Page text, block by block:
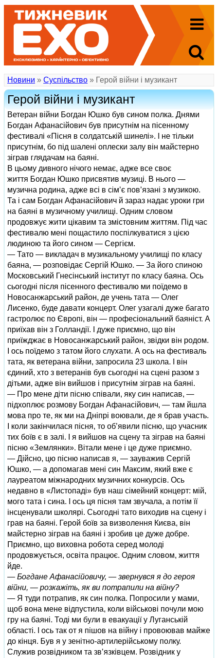
Новини » Суспільство » Герой війни і музикант
Герой війни і музикант
Ветеран війни Богдан Юшко був сином полка. Днями
Богдан Афанасійович був присутнім на пісенному
фестивалі «Пісня в солдатській шинелі». І не тільки
присутнім, бо під шалені оплески залу він майстерно
зіграв глядачам на баяні.
В цьому дивного нічого немає, адже все своє
життя Богдан Юшко присвятив музиці. В нього —
музична родина, адже всі в сім’є пов’язані з музикою.
Та і сам Богдан Афанасійович й зараз надає уроки гри
на баяні в музичному училищі. Одним словом
продовжує жити цікавим та змістовним життям. Під час
фестивалю мені пощастило поспілкуватися з цією
людиною та його сином — Сергієм.
— Тато — викладач в музикальному училищі по класу
баяна, — розповідає Сергій Юшко. — За його спиною
Московський Гнесінський інститут по класу баяна. Ось
сьогодні після пісенного фестивалю ми поїдемо в
Новосанжарський район, де учень тата — Олег
Лисенко, буде давати концерт. Олег узагалі дуже багато
гастролює по Європі, він — професіональний баяніст. А
приїхав він з Голландії. І дуже приємно, що він
приїжджає в Новосанжарський район, звідки він родом.
І ось поїдемо з татом його слухати. А ось на фестиваль
тата, як ветерана війни, запросила 23 школа. І він
єдиний, хто з ветеранів був сьогодні на сцені разом з
дітьми, адже він вийшов і присутнім зіграв на баяні.
— Про мене діти пісню співали, яку син написав, —
підхоплює розмову Богдан Афанасійович, — там йшла
мова про те, як ми на Дніпрі воювали, де я брав участь.
І коли закінчилася пісня, то об’явили пісню, що учасник
тих боїв є в залі. І я вийшов на сцену та зіграв на баяні
пісню «Землянки». Вітали мене і це дуже приємно.
— Дійсно, цю пісню написав я, — зауважив Сергій
Юшко, — а допомагав мені син Максим, який вже є
лауреатом міжнародних музичних конкурсів. Ось
недавно в «Листопаді» був наш сімейний концерт: мій,
мого тата і сина. І ось ця пісня там звучала, а потім її
інсценували школярі. Сьогодні тато виходив на сцену і
грав на баяні. Герой боїв за визволення Києва, він
майстерно зіграв на баяні і зробив це дуже добре.
Приємно, що виховна робота серед молоді
продовжується, освіта працює. Одним словом, життя
йде.
— Богдане Афанасійовичу, — звернувся я до героя
війни, — розкажіть, як ви потрапили на війну?
— Я туди потрапив, як син полка. Попросили у мами,
щоб вона мене відпустила, коли військові почули мою
гру на баяні. Тоді ми були в евакуації у Луганській
області. І ось так от я пішов на війну і провоював майже
до кінця. Був я у зенітно-артилерійському полку.
Служив розвідником та зв’язківцем. Розвідник у